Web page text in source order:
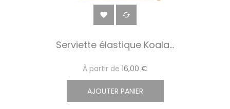
 
Serviette élastique Koala...
À partir de 16,00 €
AJOUTER PANIER